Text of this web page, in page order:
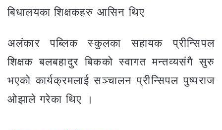
बिधालयका शिक्षकहरु आसिन थिए
अलंकार पब्लिक स्कुलका सहायक प्रीन्सिपल
शिक्षक बलबहादुर बिकको स्वागत मन्तव्यसंगै सुरु
भएको कार्यक्रमलाई सञ्चालन प्रीन्सिपल पुष्पराज
ओझाले गरेका थिए ।